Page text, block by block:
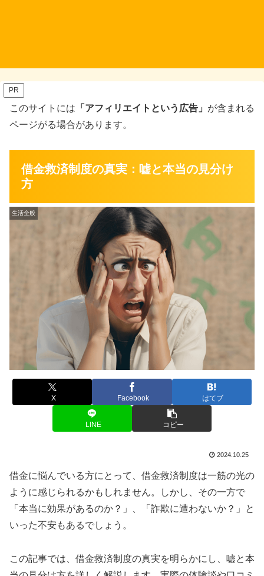
PR
このサイトには 「アフィリエイトという広告」 が含まれる
ページがる場合があります。
借金救済制度の真実：嘘と本当の見分け
方
生活全般
X Facebook はてブ
LINE コピー
2024.10.25
借金に悩んでいる方にとって、借金救済制度は一筋の光の
ように感じられるかもしれません。しかし、その一方で
「本当に効果があるのか？」、「詐欺に遭わないか？」と
いった不安もあるでしょう。
この記事では、借金救済制度の真実を明らかにし、嘘と本